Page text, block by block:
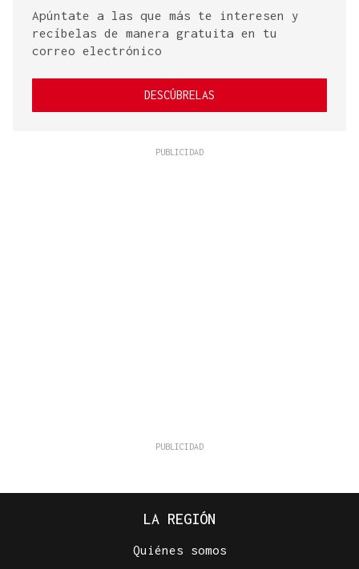
Apúntate a las que más te interesen y
recíbelas de manera gratuita en tu
correo electrónico
DESCÚBRELAS
LA REGIÓN
Quiénes somos